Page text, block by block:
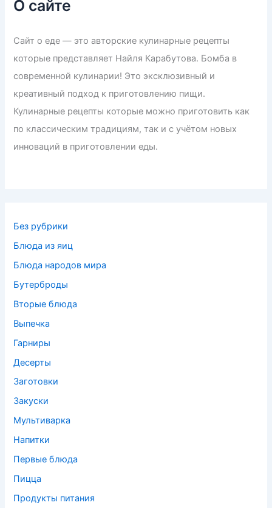
О сайте
Сайт о еде — это авторские кулинарные рецепты
которые представляет Найля Карабутова. Бомба в
современной кулинарии! Это эксклюзивный и
креативный подход к приготовлению пищи.
Кулинарные рецепты которые можно приготовить как
по классическим традициям, так и с учётом новых
инноваций в приготовлении еды.
Без рубрики
Блюда из яиц
Блюда народов мира
Бутерброды
Вторые блюда
Выпечка
Гарниры
Десерты
Заготовки
Закуски
Мультиварка
Напитки
Первые блюда
Пицца
Продукты питания